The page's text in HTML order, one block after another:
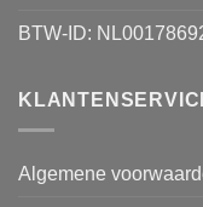
BTW-ID:
Algemene